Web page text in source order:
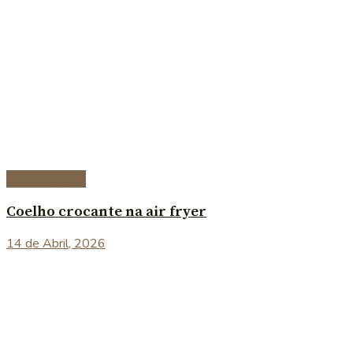
Coelho crocante na air fryer
14 de Abril, 2026